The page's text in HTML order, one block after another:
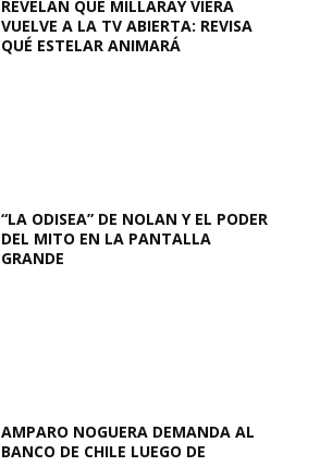
REVELAN QUE MILLARAY VIERA
VUELVE A LA TV ABIERTA: REVISA
QUÉ ESTELAR ANIMARÁ
“LA ODISEA” DE NOLAN Y EL PODER
DEL MITO EN LA PANTALLA
GRANDE
AMPARO NOGUERA DEMANDA AL
BANCO DE CHILE LUEGO DE